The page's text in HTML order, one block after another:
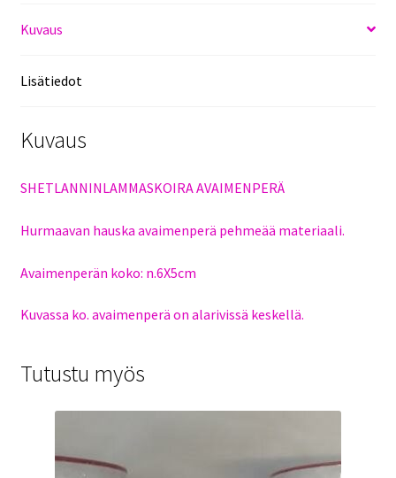
Kuvaus
Lisätiedot
Kuvaus
SHETLANNINLAMMASKOIRA AVAIMENPERÄ
Hurmaavan hauska avaimenperä pehmeää materiaali.
Avaimenperän koko: n.6X5cm
Kuvassa ko. avaimenperä on alarivissä keskellä.
Tutustu myös